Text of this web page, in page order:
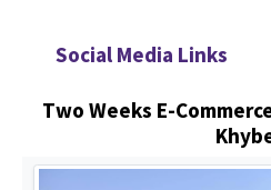
Social Media Links
Two Weeks E-